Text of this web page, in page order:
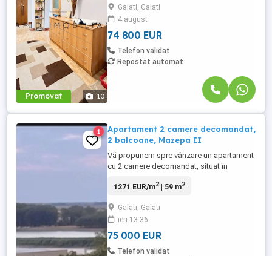
Promovat 10
mp, ce este situat la etajul 3 4 al unui
imobil din zona Micro 39A Piata
Agroalimentara Micro 39. Apartamentul ...
Galati, Galati
4 august
74 800 EUR
Telefon validat
Repostat automat
1
Apartament 2 camere decomandat,
2 balcoane, Mazepa II
Vă propunem spre vânzare un apartament
cu 2 camere decomandat, situat în
cu 4 niveluri, construit în anul 1982.
aproximativ 59 mp și beneficiază de o
compartimentare practică, având în plus
două balcoane. Apartamentul ...
1271 EUR/m2| 59 m2
Galati, Galati
ieri 13:36
75 000 EUR
Telefon validat